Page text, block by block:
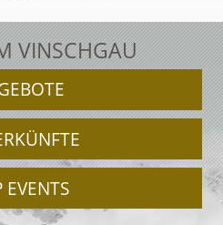
VINSCHGAU
EVENTS